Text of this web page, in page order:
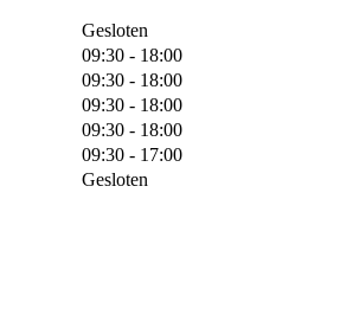
Gesloten
09:30 - 18:00
09:30 - 18:00
09:30 - 18:00
09:30 - 18:00
09:30 - 17:00
Gesloten